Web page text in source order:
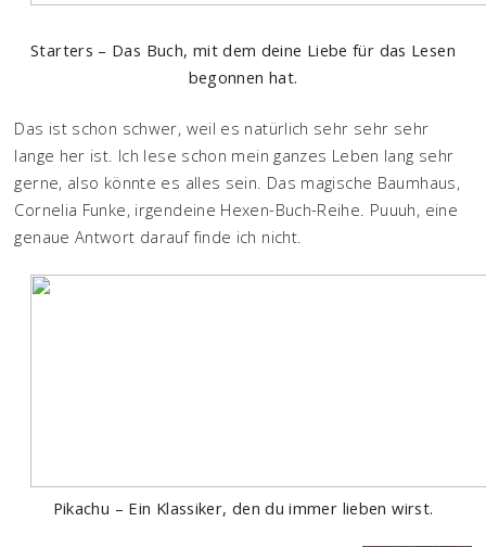
Starters – Das Buch, mit dem deine Liebe für das Lesen
begonnen hat.
Das ist schon schwer, weil es natürlich sehr sehr sehr
lange her ist. Ich lese schon mein ganzes Leben lang sehr
gerne, also könnte es alles sein. Das magische Baumhaus,
Cornelia Funke, irgendeine Hexen-Buch-Reihe. Puuuh, eine
genaue Antwort darauf finde ich nicht.
Pikachu – Ein Klassiker, den du immer lieben wirst.